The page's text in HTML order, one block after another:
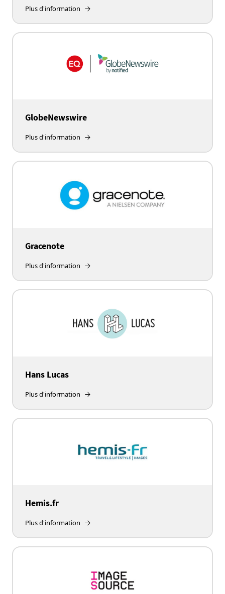
Plus d'information
GlobeNewswire
Plus d'information
Gracenote
Plus d'information
Hans Lucas
Plus d'information
Hemis.fr
Plus d'information